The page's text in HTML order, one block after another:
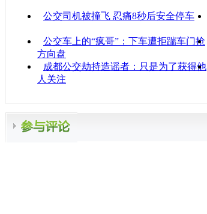
公交司机被撞飞 忍痛8秒后安全停车
公交车上的“疯哥”：下车遭拒踹车门抢
方向盘
成都公交劫持造谣者：只是为了获得他
人关注